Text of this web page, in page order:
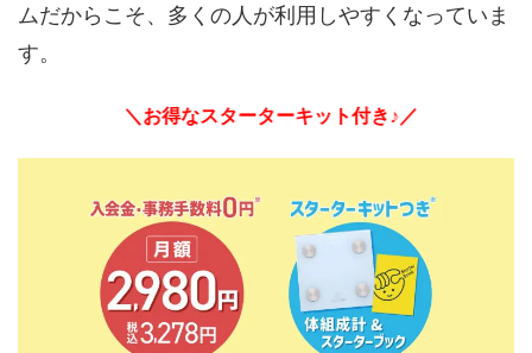
ムだからこそ、多くの人が利用しやすくなっていま
す。
＼お得なスターターキット付き♪／